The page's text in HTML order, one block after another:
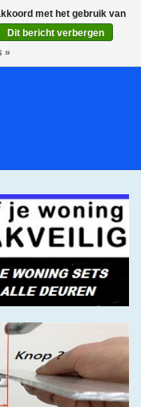
0 Artikelen - €0,00
met het gebruik van
Dit bericht verbergen
»